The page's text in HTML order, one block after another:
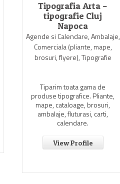
Tipografia Arta –
tipografie Cluj
Napoca
Agende si Calendare, Ambalaje,
Comerciala (pliante, mape,
brosuri, flyere), Tipografie
Tiparim toata gama de
produse tipografice. Pliante,
mape, cataloage, brosuri,
ambalaje, fluturasi, carti,
calendare.
View Profile